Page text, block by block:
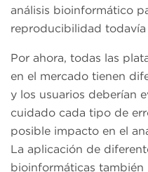
análisis bioinformático
reproducibilidad
Por ahora, todas las
en el mercado tienen
y los usuarios deberían
cuidado cada tipo de
posible impacto en el
La aplicación de
bioinformáticas también